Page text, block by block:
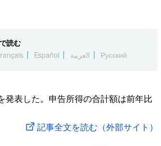
読む
Español العربية Русский
発表した。申告所得の合計額は前年比
記事全文を読む（外部サイト）